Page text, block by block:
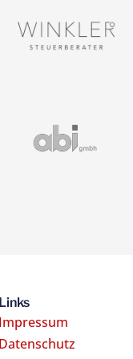
Links
Impressum
Datenschutz